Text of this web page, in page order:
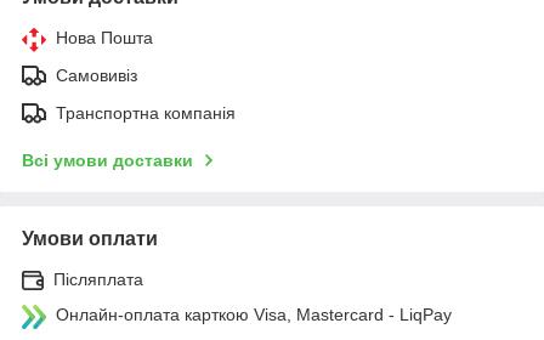
Нова Пошта
Самовивіз
Транспортна компанія
Всі умови доставки
Умови оплати
Післяплата
Онлайн-оплата карткою Visa, Mastercard - LiqPay